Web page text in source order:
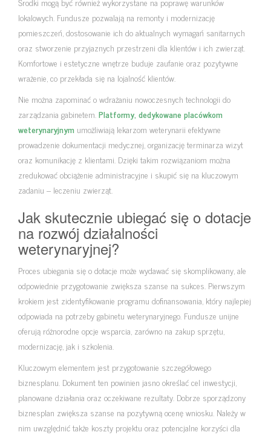
lokalowych. Fundusze pozwalają na remonty i modernizację
pomieszczeń, dostosowanie ich do aktualnych wymagań sanitarnych
oraz stworzenie przyjaznych przestrzeni dla klientów i ich zwierząt.
Komfortowe i estetyczne wnętrze buduje zaufanie oraz pozytywne
wrażenie, co przekłada się na lojalność klientów.
Nie można zapominać o wdrażaniu nowoczesnych technologii do
zarządzania gabinetem.Platformy, dedykowane placówkom
weterynaryjnym umożliwiają lekarzom weterynarii efektywne
prowadzenie dokumentacji medycznej, organizację terminarza wizyt
oraz komunikację z klientami. Dzięki takim rozwiązaniom można
zredukować obciążenie administracyjne i skupić się na kluczowym
zadaniu – leczeniu zwierząt.
Jak skutecznie ubiegać się o dotacje
na rozwój działalności
weterynaryjnej?
Proces ubiegania się o dotacje może wydawać się skomplikowany, ale
odpowiednie przygotowanie zwiększa szanse na sukces. Pierwszym
krokiem jest zidentyfikowanie programu dofinansowania, który najlepiej
odpowiada na potrzeby gabinetu weterynaryjnego. Fundusze unijne
oferują różnorodne opcje wsparcia, zarówno na zakup sprzętu,
modernizację, jak i szkolenia.
Kluczowym elementem jest przygotowanie szczegółowego
biznesplanu. Dokument ten powinien jasno określać cel inwestycji,
planowane działania oraz oczekiwane rezultaty. Dobrze sporządzony
biznesplan zwiększa szanse na pozytywną ocenę wniosku. Należy w
nim uwzględnić także koszty projektu oraz potencjalne korzyści dla